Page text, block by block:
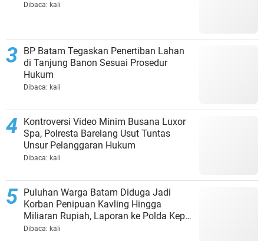
Dibaca: kali
BP Batam Tegaskan Penertiban Lahan
di Tanjung Banon Sesuai Prosedur
Hukum
Dibaca: kali
Kontroversi Video Minim Busana Luxor
Spa, Polresta Barelang Usut Tuntas
Unsur Pelanggaran Hukum
Dibaca: kali
Puluhan Warga Batam Diduga Jadi
Korban Penipuan Kavling Hingga
Miliaran Rupiah, Laporan ke Polda Kepri
Jalan di Tempat?
Dibaca: kali